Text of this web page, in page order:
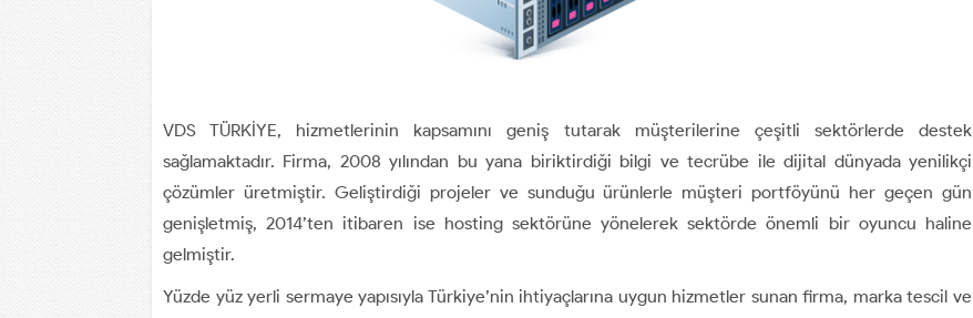
VDS TÜRKİYE, hizmetlerinin kapsamını geniş tutarak müşterilerine çeşitli sektörlerde destek
sağlamaktadır. Firma, 2008 yılından bu yana biriktirdiği bilgi ve tecrübe ile dijital dünyada yenilikçi
çözümler üretmiştir. Geliştirdiği projeler ve sunduğu ürünlerle müşteri portföyünü her geçen gün
genişletmiş, 2014’ten itibaren ise hosting sektörüne yönelerek sektörde önemli bir oyuncu haline
gelmiştir.
Yüzde yüz yerli sermaye yapısıyla Türkiye’nin ihtiyaçlarına uygun hizmetler sunan firma, marka tescil ve